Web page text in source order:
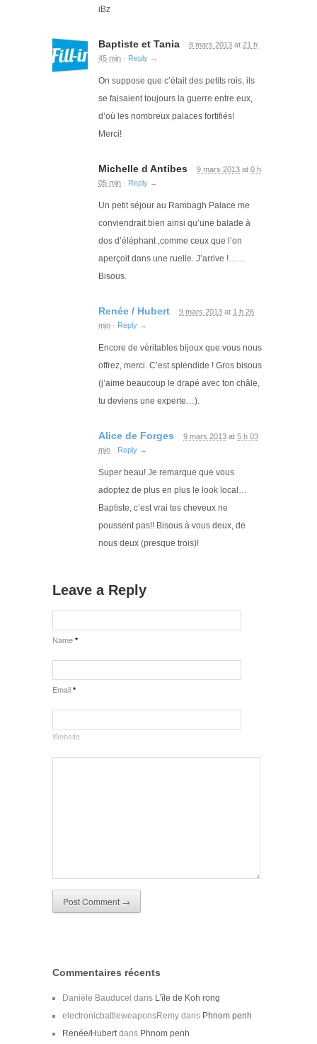
iBz
Baptiste et Tania 8 mars 2013 at 21 h
45 min · Reply →
On suppose que c’était des petits rois, ils
se faisaient toujours la guerre entre eux,
d’où les nombreux palaces fortifiés!
Merci!
Michelle d Antibes 9 mars 2013 at 0 h
05 min · Reply →
Un petit séjour au Rambagh Palace me
conviendrait bien ainsi qu’une balade à
dos d’éléphant ,comme ceux que l’on
aperçoit dans une ruelle. J’arrive !……
Bisous.
Renée / Hubert 9 mars 2013 at 1 h 26
min · Reply →
Encore de véritables bijoux que vous nous
offrez, merci. C’est splendide ! Gros bisous
(j’aime beaucoup le drapé avec ton châle,
tu deviens une experte…).
Alice de Forges 9 mars 2013 at 5 h 03
min · Reply →
Super beau! Je remarque que vous
adoptez de plus en plus le look local…
Baptiste, c’est vrai tes cheveux ne
poussent pas!! Bisous à vous deux, de
nous deux (presque trois)!
Leave a Reply
Name *
Email *
Website
Commentaires récents
Danièle Bauducel dans L’île de Koh rong
electronicbattleweaponsRemy dans Phnom penh
Renée/Hubert dans Phnom penh